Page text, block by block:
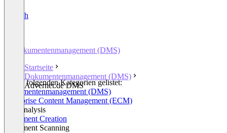
English
Dokumentenmanagement (DMS)
Startseite
Dokumentenmanagement (DMS)
Advernet.de DMS
In den folgenden Kategorien gelistet:
Dokumentenmanagement (DMS)
Enterprise Content Management (ECM)
File Analysis
Document Creation
Document Scanning